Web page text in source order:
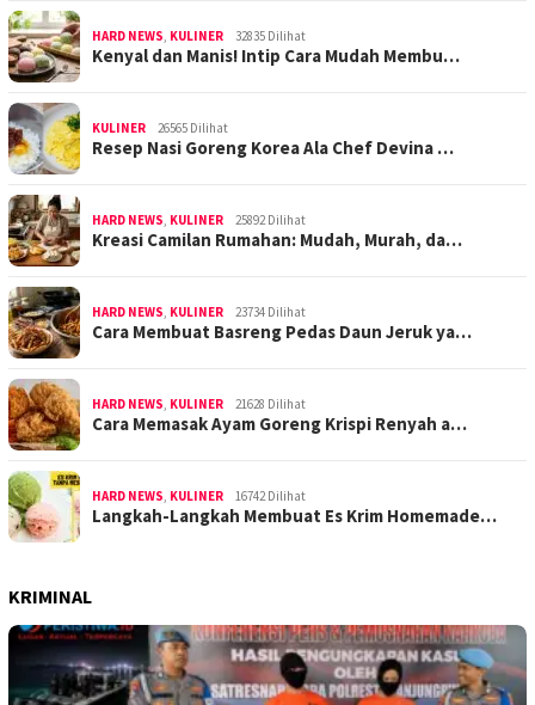
HARD NEWS, KULINER 32835 Dilihat
Kenyal dan Manis! Intip Cara Mudah Membu…
KULINER 26565 Dilihat
Resep Nasi Goreng Korea Ala Chef Devina …
HARD NEWS, KULINER 25892 Dilihat
Kreasi Camilan Rumahan: Mudah, Murah, da…
HARD NEWS, KULINER 23734 Dilihat
Cara Membuat Basreng Pedas Daun Jeruk ya…
HARD NEWS, KULINER 21628 Dilihat
Cara Memasak Ayam Goreng Krispi Renyah a…
HARD NEWS, KULINER 16742 Dilihat
Langkah-Langkah Membuat Es Krim Homemade…
KRIMINAL